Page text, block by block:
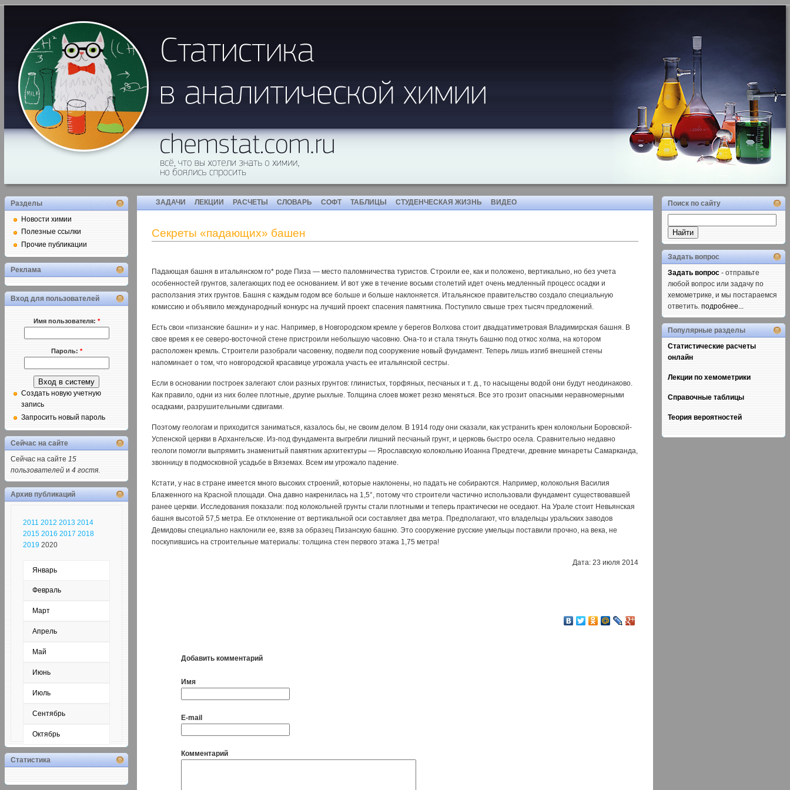
ЗАДАЧИ ЛЕКЦИИ РАСЧЕТЫ СЛОВАРЬ СОФТ ТАБЛИЦЫ СТУДЕНЧЕСКАЯ ЖИЗНЬ ВИДЕО
Секреты «падающих» башен
Падающая башня в итальянском го* роде Пиза — место паломничества туристов. Строили ее, как и положено, вертикально, но без учета
особенностей грунтов, залегающих под ее основанием. И вот уже в течение восьми столетий идет очень медленный процесс осадки и
расползания этих грунтов. Башня с каждым годом все больше и больше наклоняется. Итальянское правительство создало специальную
комиссию и объявило международный конкурс на лучший проект спасения памятника. Поступило свыше трех тысяч предложений.
Есть свои «пизанские башни» и у нас. Например, в Новгородском кремле у берегов Волхова стоит двадцатиметровая Владимирская башня. В
свое время к ее северо-восточной стене пристроили небольшую часовню. Она-то и стала тянуть башню под откос холма, на котором
расположен кремль. Строители разобрали часовенку, подвели под сооружение новый фундамент. Теперь лишь изгиб внешней стены
напоминает о том, что новгородской красавице угрожала участь ее итальянской сестры.
Если в основании построек залегают слои разных грунтов: глинистых, торфяных, песчаных и т. д., то насыщены водой они будут неодинаково.
Как правило, одни из них более плотные, другие рыхлые. Толщина слоев может резко меняться. Все это грозит опасными неравномерными
осадками, разрушительными сдвигами.
Поэтому геологам и приходится заниматься, казалось бы, не своим делом. В 1914 году они сказали, как устранить крен колокольни Боровской-
Успенской церкви в Архангельске. Из-под фундамента выгребли лишний песчаный грунт, и церковь быстро осела. Сравнительно недавно
геологи помогли выпрямить знаменитый памятник архитектуры — Ярославскую колокольню Иоанна Предтечи, древние минареты Самарканда,
звонницу в подмосковной усадьбе в Вяземах. Всем им угрожало падение.
Кстати, у нас в стране имеется много высоких строений, которые наклонены, но падать не собираются. Например, колокольня Василия
Блаженного на Красной площади. Она давно накренилась на 1,5°, потому что строители частично использовали фундамент существовавшей
ранее церкви. Исследования показали: под колокольней грунты стали плотными и теперь практически не оседают. На Урале стоит Невьянская
башня высотой 57,5 метра. Ее отклонение от вертикальной оси составляет два метра. Предполагают, что владельцы уральских заводов
Демидовы специально наклонили ее, взяв за образец Пизанскую башню. Это сооружение русские умельцы поставили прочно, на века, не
поскупившись на строительные материалы: толщина стен первого этажа 1,75 метра!
Дата: 23 июля 2014
Добавить комментарий
Имя
E-mail
Комментарий
Поиск по сайту
Задать вопрос
Задать вопрос - отправьте
любой вопрос или задачу по
хемометрике, и мы постараемся
ответить. подробнее...
Популярные разделы
Статистические расчеты
онлайн
Лекции по хемометрики
Справочные таблицы
Теория вероятностей
Разделы
Новости химии
Полезные ссылки
Прочие публикации
Реклама
Вход для пользователей
Имя пользователя: *
Пароль: *
Создать новую учетную
запись
Запросить новый пароль
Сейчас на сайте
Сейчас на сайте 15
пользователей и 4 гостя.
Архив публикаций
2011 2012 2013 2014
2015 2016 2017 2018
2019 2020
Январь
Февраль
Март
Апрель
Май
Июнь
Июль
Сентябрь
Октябрь
Статистика